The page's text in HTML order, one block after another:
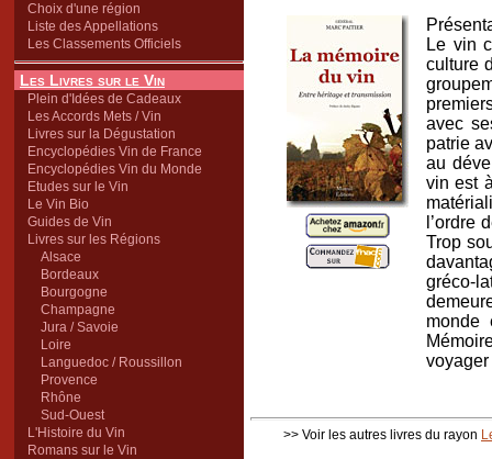
Choix d'une région
Liste des Appellations
Les Classements Officiels
Les Livres sur le Vin
Plein d'Idées de Cadeaux
Les Accords Mets / Vin
Livres sur la Dégustation
Encyclopédies Vin de France
Encyclopédies Vin du Monde
Etudes sur le Vin
Le Vin Bio
Guides de Vin
Livres sur les Régions
Alsace
Bordeaux
Bourgogne
Champagne
Jura / Savoie
Loire
Languedoc / Roussillon
Provence
Rhône
Sud-Ouest
L'Histoire du Vin
Romans sur le Vin
Le vin
culture
avec
patrie
au
vin est
l’ordre
Trop
gréco-
monde
voyager
>> Voir les autres livres du rayon